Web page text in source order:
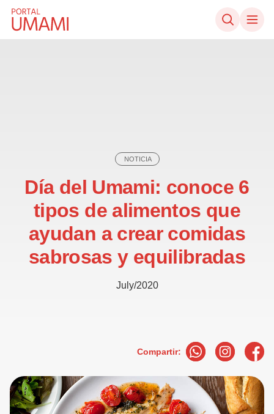
Ir directamente al contenido
NOTICIA
Día del Umami: conoce 6
tipos de alimentos que
ayudan a crear comidas
sabrosas y equilibradas
July/2020
Compartir: